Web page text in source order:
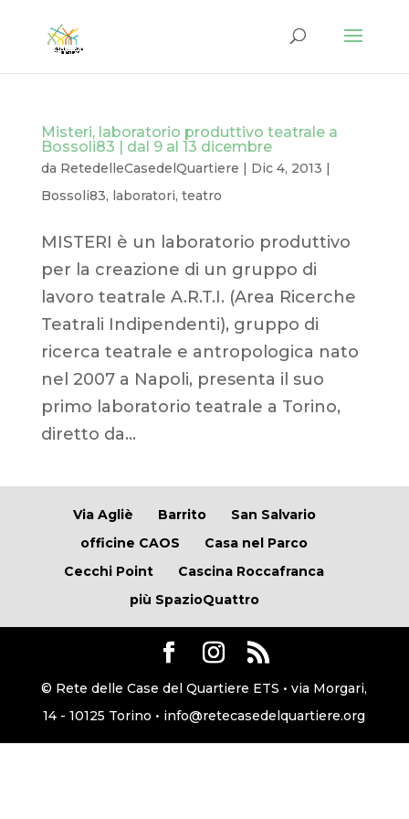
Misteri, laboratorio produttivo teatrale a
Bossoli83 | dal 9 al 13 dicembre
da RetedelleCasedelQuartiere | Dic 4, 2013 |
Bossoli83, laboratori, teatro
MISTERI è un laboratorio produttivo
per la creazione di un gruppo di
lavoro teatrale A.R.T.I. (Area Ricerche
Teatrali Indipendenti), gruppo di
ricerca teatrale e antropologica nato
nel 2007 a Napoli, presenta il suo
primo laboratorio teatrale a Torino,
diretto da...
Via Agliè Barrito
San Salvario
officine CAOS
Casa nel Parco
Cecchi Point
Cascina Roccafranca
più SpazioQuattro
© Rete delle Case del Quartiere ETS • via Morgari,
14 - 10125 Torino • info@retecasedelquartiere.org